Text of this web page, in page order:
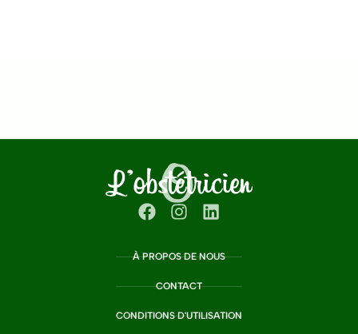
À PROPOS DE NOUS
CONTACT
CONDITIONS D'UTILISATION